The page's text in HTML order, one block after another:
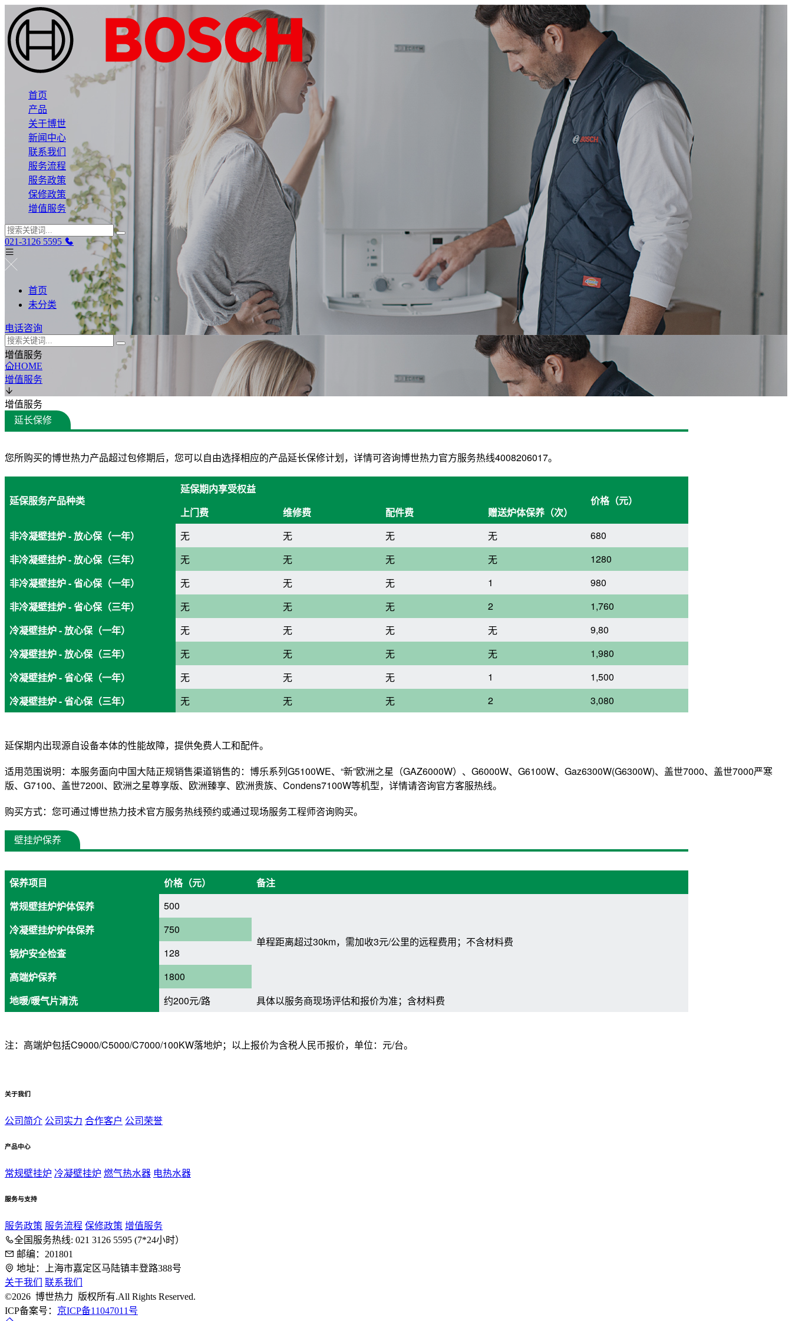
首页
产品
关于博世
新闻中心
联系我们
服务流程
服务政策
保修政策
增值服务
021-3126 5595
首页
未分类
电话咨询
增值服务
HOME
增值服务
增值服务
延长保修
您所购买的博世热力产品超过包修期后，您可以自由选择相应的产品延长保修计划，详情可咨询博世热力官方服务热线4008206017。
延保服务产品种类
延保期内享受权益
价格（元）
上门费
维修费 配件费
赠送炉体保养（次）
非冷凝壁挂炉 - 放心保（一年）
无 无 无 无
680
非冷凝壁挂炉 - 放心保（三年）
无 无 无 无
1280
非冷凝壁挂炉 - 省心保（一年）
无 无 无 1
980
非冷凝壁挂炉 - 省心保（三年）
无 无 无 2
1,760
冷凝壁挂炉 - 放心保（一年）
无 无 无 无
9,80
冷凝壁挂炉 - 放心保（三年）
无 无 无 无
1,980
冷凝壁挂炉 - 省心保（一年）
无 无 无 1
1,500
冷凝壁挂炉 - 省心保（三年）
无 无 无 2 3,080
延保期内出现源自设备本体的性能故障，提供免费人工和配件。
适用范围说明：本服务面向中国大陆正规销售渠道销售的：博乐系列G5100WE、“新”欧洲之星（GAZ6000W）、G6000W、G6100W、Gaz6300W(G6300W)、盖世7000、盖世7000严寒
版、G7100、盖世7200i、欧洲之星尊享版、欧洲臻享、欧洲贵族、Condens7100W等机型，详情请咨询官方客服热线。
购买方式：您可通过博世热力技术官方服务热线预约或通过现场服务工程师咨询购买。
壁挂炉保养
保养项目 价格（元）
备注
常规壁挂炉炉体保养
500
单程距离超过30km，需加收3元/公里的远程费用；不含材料费
冷凝壁挂炉炉体保养
750
锅炉安全检查
128
高端炉保养
1800
地暖/暖气片清洗
约200元/路 具体以服务商现场评估和报价为准；含材料费
注：高端炉包括C9000/C5000/C7000/100KW落地炉；以上报价为含税人民币报价，单位：元/台。
关于我们
公司简介 公司实力 合作客户 公司荣誉
产品中心
常规壁挂炉 冷凝壁挂炉 燃气热水器 电热水器
服务与支持
服务政策 服务流程 保修政策 增值服务
全国服务热线: 021 3126 5595 (7*24小时）
邮编：201801
地址：上海市嘉定区马陆镇丰登路388号
关于我们
联系我们
©2026 博世热力 版权所有.All Rights Reserved.
ICP备案号： 京ICP备11047011号